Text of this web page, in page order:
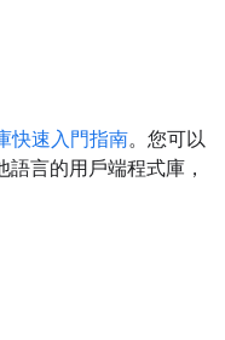
快速入門指南。您可以
言的用戶端程式庫，